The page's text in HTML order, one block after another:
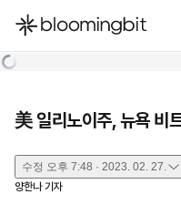
한국어
美 일리노이주, 뉴욕 비
수정 오후 7:48 · 2023. 02. 27.
양한나 기자